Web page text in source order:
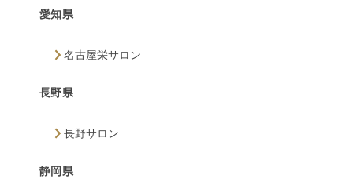
愛知県
名古屋栄サロン
長野県
長野サロン
静岡県